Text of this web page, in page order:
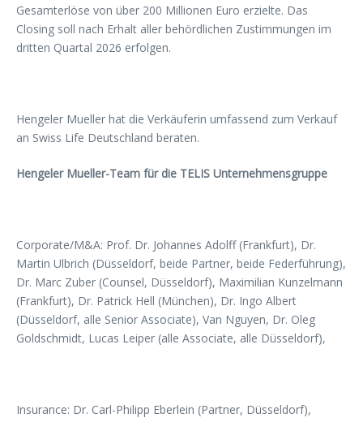
Gesamterlöse von über 200 Millionen Euro erzielte. Das
Closing soll nach Erhalt aller behördlichen Zustimmungen im
dritten Quartal 2026 erfolgen.
Hengeler Mueller hat die Verkäuferin umfassend zum Verkauf
an Swiss Life Deutschland beraten.
Hengeler Mueller-Team für die TELIS Unternehmensgruppe
Corporate/M&A: Prof. Dr. Johannes Adolff (Frankfurt), Dr.
Martin Ulbrich (Düsseldorf, beide Partner, beide Federführung),
Dr. Marc Zuber (Counsel, Düsseldorf), Maximilian Kunzelmann
(Frankfurt), Dr. Patrick Hell (München), Dr. Ingo Albert
(Düsseldorf, alle Senior Associate), Van Nguyen, Dr. Oleg
Goldschmidt, Lucas Leiper (alle Associate, alle Düsseldorf),
Insurance: Dr. Carl-Philipp Eberlein (Partner, Düsseldorf),